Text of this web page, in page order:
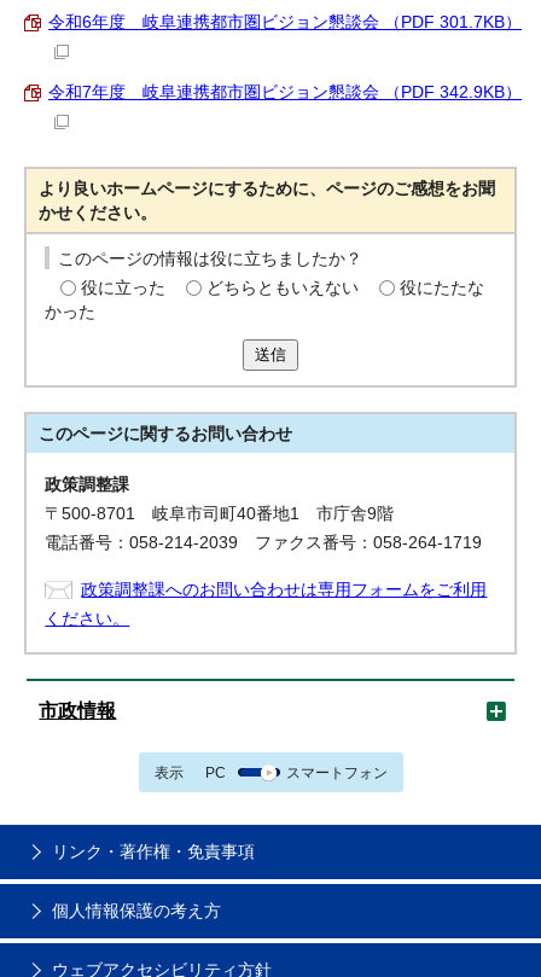
令和6年度 岐阜連携都市圏ビジョン懇談会 （PDF 301.7KB）
令和7年度 岐阜連携都市圏ビジョン懇談会 （PDF 342.9KB）
より良いホームページにするために、ページのご感想をお聞
かせください。
このページの情報は役に立ちましたか？
役に立った
どちらともいえない
役にたたな
かった
送信
このページに関するお問い合わせ
政策調整課
〒500-8701 岐阜市司町40番地1 市庁舎9階
電話番号：058-214-2039 ファクス番号：058-264-1719
政策調整課へのお問い合わせは専用フォームをご利用
ください。
市政情報
表示 PC スマートフォン
リンク・著作権・免責事項
個人情報保護の考え方
ウェブアクセシビリティ方針